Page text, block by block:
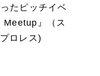
たピッチイベ
Meetup』（ス
ロレス)